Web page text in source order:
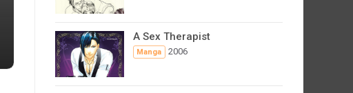
A Sex Therapist
Manga 2006